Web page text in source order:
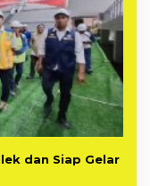
dan Siap Gelar